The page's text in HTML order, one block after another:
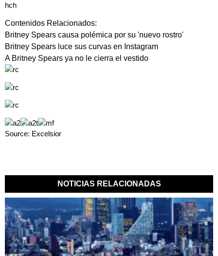
hch
Contenidos Relacionados:
Britney Spears causa polémica por su 'nuevo rostro'
Britney Spears luce sus curvas en Instagram
A Britney Spears ya no le cierra el vestido
Source: Excelsior
NOTICIAS RELACIONADAS